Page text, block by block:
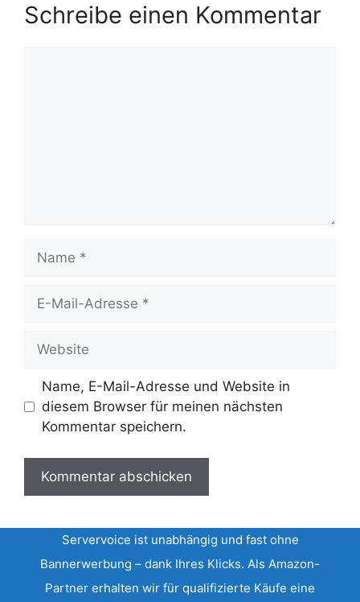
Schreibe einen Kommentar
Name
Website
Name, E-Mail-Adresse und Website in
diesem Browser für meinen nächsten
Kommentar speichern.
Servervoice ist unabhängig und fast ohne
Bannerwerbung – dank Ihres Klicks. Als Amazon-
Partner erhalten wir für qualifizierte Käufe eine